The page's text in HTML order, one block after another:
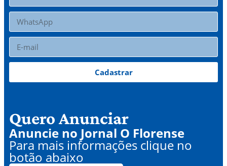
Cadastrar
Quero Anunciar
Anuncie no Jornal O Florense
Para mais informações clique no
botão abaixo